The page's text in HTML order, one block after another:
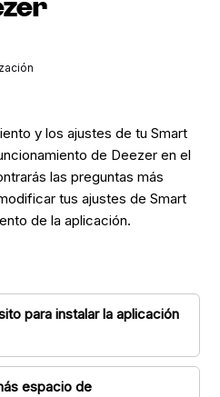
y los ajustes de tu Smart
de Deezer en el
las preguntas más
tus ajustes de Smart
de la aplicación.
para instalar la aplicación
espacio de